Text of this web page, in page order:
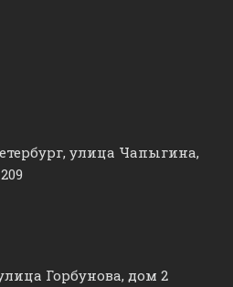
улица Чапыгина,
Горбунова, дом 2